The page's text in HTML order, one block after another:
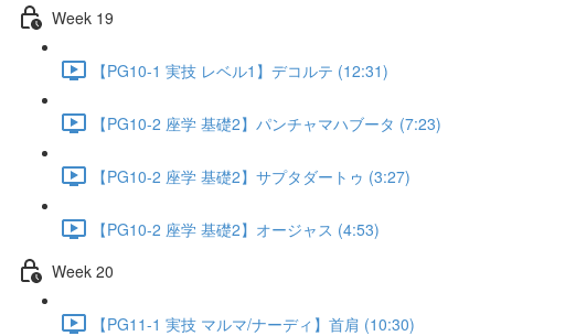
Week 19
【PG10-1 実技 レベル1】デコルテ (12:31)
【PG10-2 座学 基礎2】パンチャマハブータ (7:23)
【PG10-2 座学 基礎2】サプタダートゥ (3:27)
【PG10-2 座学 基礎2】オージャス (4:53)
Week 20
【PG11-1 実技 マルマ/ナーディ】首肩 (10:30)